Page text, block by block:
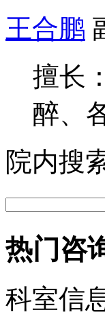
王合鹏
擅长
醉、
院内搜
热门咨
科室信